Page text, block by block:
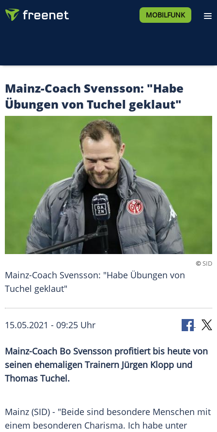
MOBILFUNK
Mainz-Coach Svensson: "Habe
Übungen von Tuchel geklaut"
©SID
Mainz-Coach Svensson: "Habe Übungen von
Tuchel geklaut"
15.05.2021 - 09:25 Uhr
Mainz-Coach Bo Svensson profitiert bis heute von
seinen ehemaligen Trainern Jürgen Klopp und
Thomas Tuchel.
Mainz (SID) - "Beide sind besondere Menschen mit
einem besonderen Charisma. Ich habe unter